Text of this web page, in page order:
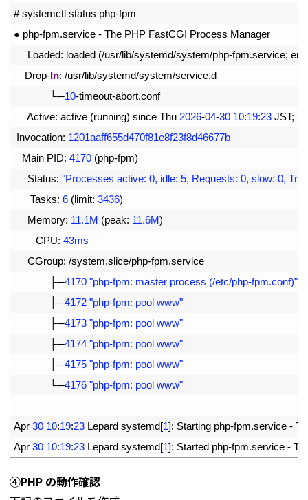
# systemctl status php-fpm
● php-fpm.service - The PHP FastCGI Process Manager
Loaded: loaded (/usr/lib/systemd/system/php-fpm.service;
Drop-In: /usr/lib/systemd/system/service.d
└─10-timeout-abort.conf
Active: active (running) since Thu 2026-04-30 10:19:23 JST;
Invocation: 1201aaff655d470f81e8f23f8d46677b
Main PID: 4170 (php-fpm)
Status: "Processes active: 0, idle: 5, Requests: 0, slow: 0,
Tasks: 6 (limit: 3436)
Memory: 11.1M (peak: 11.6M)
CPU: 43ms
CGroup: /system.slice/php-fpm.service
├─4170 "php-fpm: master process (/etc/php-fpm.conf)"
├─4172 "php-fpm: pool www"
├─4173 "php-fpm: pool www"
├─4174 "php-fpm: pool www"
├─4175 "php-fpm: pool www"
└─4176 "php-fpm: pool www"
Apr 30 10:19:23 Lepard systemd[1]: Starting php-fpm.service -
Apr 30 10:19:23 Lepard systemd[1]: Started php-fpm.service -
④PHP の動作確認